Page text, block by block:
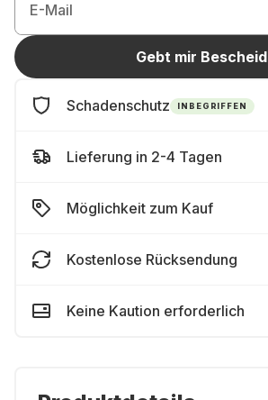
E-Mail
Gebt mir Bescheid
Schadenschutz INBEGRIFFEN
Lieferung in 2-4 Tagen
Möglichkeit zum Kauf
Kostenlose Rücksendung
Keine Kaution erforderlich